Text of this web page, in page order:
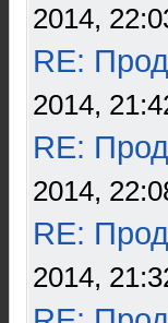
2014,
RE:
2014,
RE:
2014,
RE:
2014,